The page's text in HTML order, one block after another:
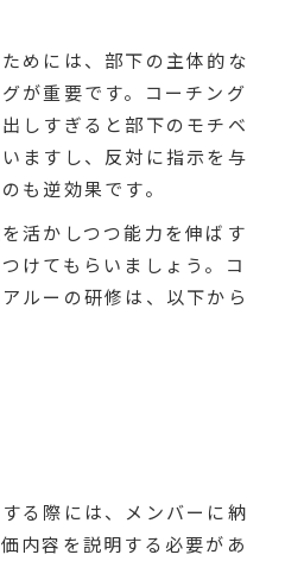
めには、部下の主体的な
が重要です。コーチング
しすぎると部下のモチベ
ますし、反対に指示を与
も逆効果です。
活かしつつ能力を伸ばす
けてもらいましょう。コ
ルーの研修は、以下から
る際には、メンバーに納
内容を説明する必要があ